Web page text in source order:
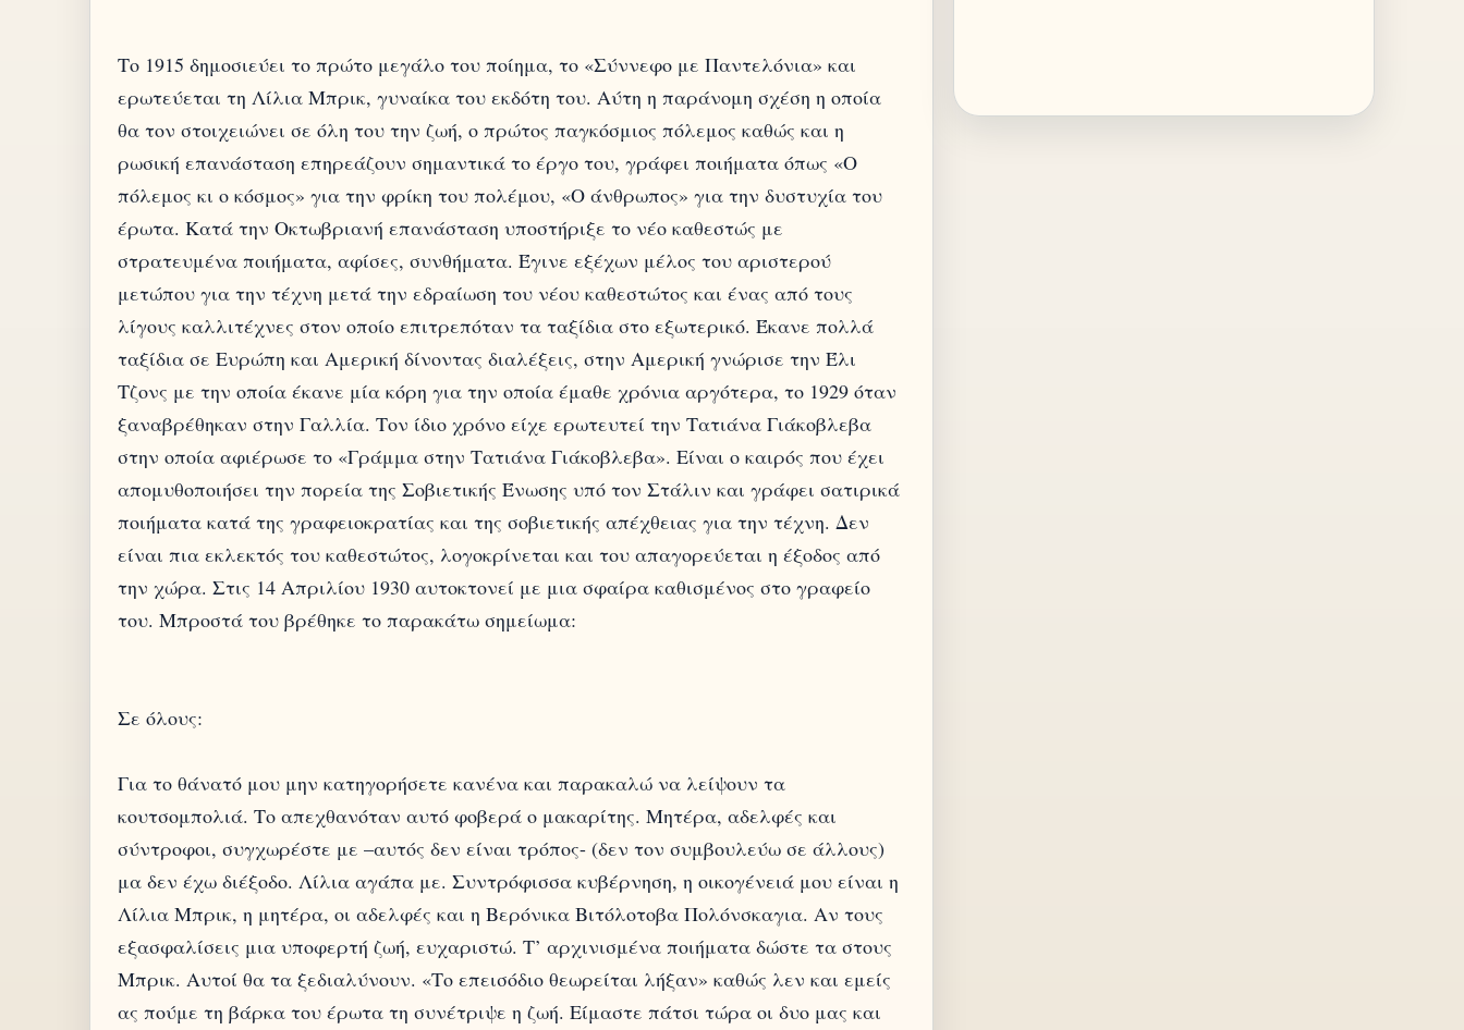
Το 1915 δημοσιεύει το πρώτο μεγάλο του ποίημα, το «Σύννεφο με Παντελόνια» και
ερωτεύεται τη Λίλια Μπρικ, γυναίκα του εκδότη του. Αύτη η παράνομη σχέση η οποία
θα τον στοιχειώνει σε όλη του την ζωή, ο πρώτος παγκόσμιος πόλεμος καθώς και η
ρωσική επανάσταση επηρεάζουν σημαντικά το έργο του, γράφει ποιήματα όπως «Ο
πόλεμος κι ο κόσμος» για την φρίκη του πολέμου, «Ο άνθρωπος» για την δυστυχία του
έρωτα. Κατά την Οκτωβριανή επανάσταση υποστήριξε το νέο καθεστώς με
στρατευμένα ποιήματα, αφίσες, συνθήματα. Έγινε εξέχων μέλος του αριστερού
μετώπου για την τέχνη μετά την εδραίωση του νέου καθεστώτος και ένας από τους
λίγους καλλιτέχνες στον οποίο επιτρεπόταν τα ταξίδια στο εξωτερικό. Έκανε πολλά
ταξίδια σε Ευρώπη και Αμερική δίνοντας διαλέξεις, στην Αμερική γνώρισε την Έλι
Τζονς με την οποία έκανε μία κόρη για την οποία έμαθε χρόνια αργότερα, το 1929 όταν
ξαναβρέθηκαν στην Γαλλία. Τον ίδιο χρόνο είχε ερωτευτεί την Τατιάνα Γιάκοβλεβα
στην οποία αφιέρωσε το «Γράμμα στην Τατιάνα Γιάκοβλεβα». Είναι ο καιρός που έχει
απομυθοποιήσει την πορεία της Σοβιετικής Ένωσης υπό τον Στάλιν και γράφει σατιρικά
ποιήματα κατά της γραφειοκρατίας και της σοβιετικής απέχθειας για την τέχνη. Δεν
είναι πια εκλεκτός του καθεστώτος, λογοκρίνεται και του απαγορεύεται η έξοδος από
την χώρα. Στις 14 Απριλίου 1930 αυτοκτονεί με μια σφαίρα καθισμένος στο γραφείο
του. Μπροστά του βρέθηκε το παρακάτω σημείωμα:
Σε όλους:
Για το θάνατό μου μην κατηγορήσετε κανένα και παρακαλώ να λείψουν τα
κουτσομπολιά. Το απεχθανόταν αυτό φοβερά ο μακαρίτης. Μητέρα, αδελφές και
σύντροφοι, συγχωρέστε με –αυτός δεν είναι τρόπος- (δεν τον συμβουλεύω σε άλλους)
μα δεν έχω διέξοδο. Λίλια αγάπα με. Συντρόφισσα κυβέρνηση, η οικογένειά μου είναι η
Λίλια Μπρικ, η μητέρα, οι αδελφές και η Βερόνικα Βιτόλοτοβα Πολόνσκαγια. Αν τους
εξασφαλίσεις μια υποφερτή ζωή, ευχαριστώ. Τ’ αρχινισμένα ποιήματα δώστε τα στους
Μπρικ. Αυτοί θα τα ξεδιαλύνουν. «Το επεισόδιο θεωρείται λήξαν» καθώς λεν και εμείς
ας πούμε τη βάρκα του έρωτα τη συνέτριψε η ζωή. Είμαστε πάτσι τώρα οι δυo μας και